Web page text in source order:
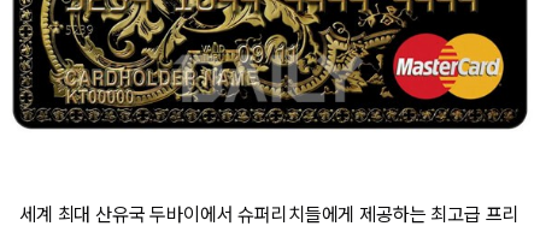
세계 최대 산유국 두바이에서 슈퍼리치들에게 제공하는 최고급 프리